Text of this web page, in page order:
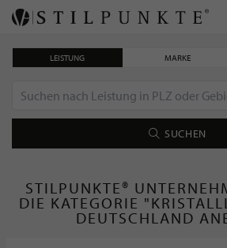
LEISTUNG MARKE
SUCHEN
STILPUNKTE®
DIE KATEGORIE
DEUTSCHLAND